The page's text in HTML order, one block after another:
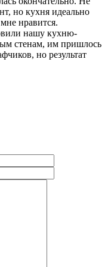
но кухня идеально
нравится.
нашу кухню-
стенам, им пришлось
но результат